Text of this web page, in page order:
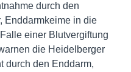
durch den
Enddarmkeime in die
einer Blutvergiftung
die Heidelberger
durch den Enddarm,